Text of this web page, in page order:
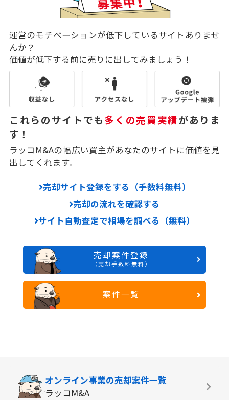
運営のモチベーションが低下しているサイトありませ
んか？
価値が低下する前に売りに出してみましょう！
これらのサイトでも多くの売買実績がありま
す！
ラッコM&Aの幅広い買主があなたのサイトに価値を見
出してくれます。
売却サイト登録をする（手数料無料）
売却の流れを確認する
サイト自動査定で相場を調べる（無料）
売却案件登録
（売却手数料無料）
案件一覧
オンライン事業の売却案件一覧
ラッコM&A